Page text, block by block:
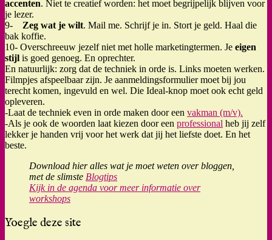
accenten. Niet te creatief worden: het moet begrijpelijk blijven voor
je lezer.
9- Zeg wat je wilt. Mail me. Schrijf je in. Stort je geld. Haal die
bak koffie.
10- Overschreeuw jezelf niet met holle marketingtermen. Je eigen
stijl is goed genoeg. En oprechter.
En natuurlijk: zorg dat de techniek in orde is. Links moeten werken.
Filmpjes afspeelbaar zijn. Je aanmeldingsformulier moet bij jou
terecht komen, ingevuld en wel. Die Ideal-knop moet ook echt geld
opleveren.
-Laat de techniek even in orde maken door een vakman (m/v).
-Als je ook de woorden laat kiezen door een professional heb jij zelf
lekker je handen vrij voor het werk dat jij het liefste doet. En het
beste.
Download hier alles wat je moet weten over bloggen,
met de slimste Blogtips
Kijk in de agenda voor meer informatie over
workshops
Yoegle deze site